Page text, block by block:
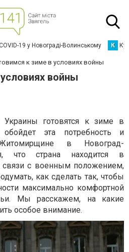
19 у Новограді-Волинському К
к зиме в условиях войны
войны
Украины готовятся к зиме в
эта потребность и
в Новоград-
что страна находится в
связи с военным положением,
как сделать так, чтобы
максимально комфортной
Мы расскажем, на какие
особое внимание.